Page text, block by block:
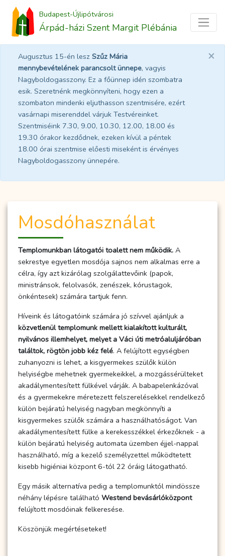
Budapest-Újlipótvárosi
Árpád-házi Szent Margit Plébánia
Augusztus 15-én lesz Szűz Mária
mennybevételének parancsolt ünnepe, vagyis
Nagyboldogasszony. Ez a főünnep idén szombatra
esik. Szeretnénk megkönnyíteni, hogy ezen a
szombaton mindenki eljuthasson szentmisére, ezért
vasárnapi miserenddel várjuk Testvéreinket.
Szentmiséink 7.30, 9.00, 10.30, 12.00, 18.00 és
19.30 órakor kezdődnek, ezeken kívül a péntek
18.00 órai szentmise előesti miseként is érvényes
Nagyboldogasszony ünnepére.
×
Mosdóhasználat
Templomunkban látogatói toalett nem működik. A
sekrestye egyetlen mosdója sajnos nem alkalmas erre a
célra, így azt kizárólag szolgálattevőink (papok,
ministránsok, felolvasók, zenészek, kórustagok,
önkéntesek) számára tartjuk fenn.
Híveink és látogatóink számára jó szívvel ajánljuk a
közvetlenül templomunk mellett kialakított kulturált,
nyilvános illemhelyet, melyet a Váci úti metróaluljáróban
találtok, rögtön jobb kéz felé. A felújított egységben
zuhanyozni is lehet, a kisgyermekes szülők külön
helyiségbe mehetnek gyermekeikkel, a mozgássérülteket
akadálymentesített fülkével várják. A babapelenkázóval
és a gyermekekre méretezett felszerelésekkel rendelkező
külön bejáratú helyiség nagyban megkönnyíti a
kisgyermekes szülők számára a használhatóságot. Van
akadálymentesített fülke a kerekesszékkel érkezőknek - a
külön bejáratú helyiség automata üzemben éjjel-nappal
használható, míg a kezelő személyzettel működtetett
kisebb higiéniai központ 6-tól 22 óráig látogatható.
Egy másik alternatíva pedig a templomunktól mindössze
néhány lépésre található Westend bevásárlóközpont
felújított mosdóinak felkeresése.
Köszönjük megértéseteket!